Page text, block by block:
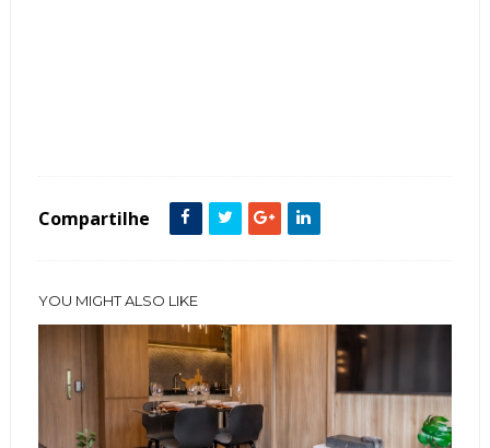
Compartilhe
YOU MIGHT ALSO LIKE